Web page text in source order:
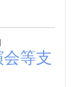
等支